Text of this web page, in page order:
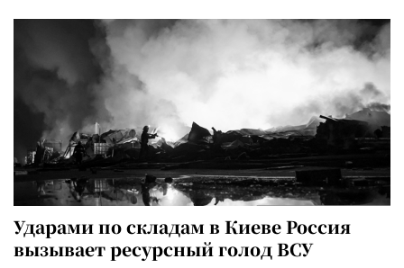
Ударами по складам в Киеве Россия
вызывает ресурсный голод ВСУ